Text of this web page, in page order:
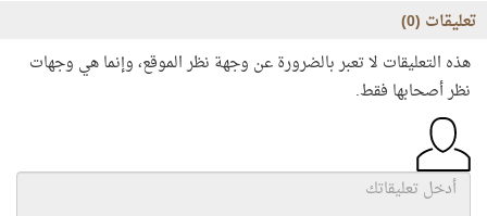
تعليقات (0
)
هذه التعليقات لا تعبر بالضرورة عن وجهة نظر الموقع، وإنما هي وجهات
نظر أصحابها فقط.